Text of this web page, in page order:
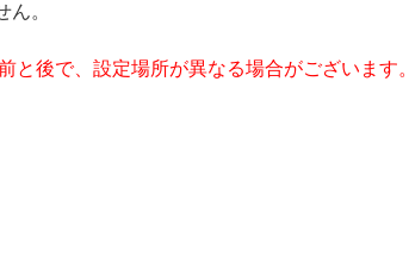
。
後で、設定場所が異なる場合がございます。